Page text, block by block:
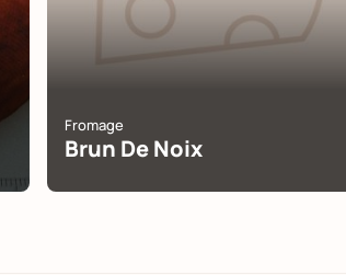
Fromage
Brun De Noix